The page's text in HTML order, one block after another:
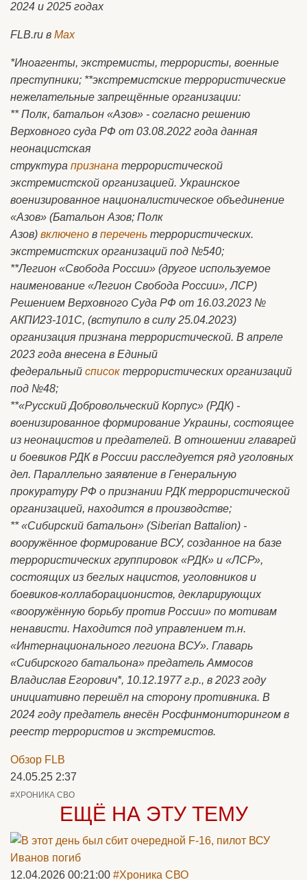
2024 и 2025 годах
FLB.ru в Max
*Иноагенты, экстремисты, террористы, военные
преступники; **экстремистские террористические
нежелательные запрещённые организации:
** Полк, батальон «Азов» - согласно решению
Верховного суда РФ от 03.08.2022 года данная
неонацистская
структура признана террористической
экстремистской организацией. Украинское
военизированное националистическое объединение
«Aзов» (Батальон Азов; Полк
Азов) включено в перечень террористических.
экстремистских организаций под №540;
**Легион «Свобода России» (другое используемое
наименование «Легион Свобода России», ЛСР)
Решением Верховного Суда РФ от 16.03.2023 №
АКПИ23-101С, (вступило в силу 25.04.2023)
организация признана террористической. В апреле
2023 года внесена в Единый
федеральный список террористических организаций
под №48;
**«Русский Добровольческий Корпус» (РДК) -
военизированное формирование Украины, состоящее
из неонацистов и предателей. В отношении главарей
и боевиков РДК в России расследуется ряд уголовных
дел. Параллельно заявление в Генеральную
прокуратуру РФ о признании РДК террористической
организацией, находится в производстве;
** «Сибирский батальон» (Siberian Battalion) -
вооружённое формирование ВСУ, созданное на базе
террористических группировок «РДК» и «ЛСР»,
состоящих из беглых нацистов, уголовников и
боевиков-коллаборационистов, декларирующих
«вооружённую борьбу против России» по мотивам
ненависти. Находится под управлением т.н.
«Интернационального легиона ВСУ». Главарь
«Сибирского батальона» предатель Аммосов
Владислав Егорович*, 10.12.1977 г.р., в 2023 году
инициативно перешёл на сторону противника. В
2024 году предатель внесён Росфинмониторингом в
реестр террористов и экстремистов.
Обзор FLB
24.05.25 2:37
#ХРОНИКА СВО
ЕЩЁ НА ЭТУ ТЕМУ
12.04.2026 00:21:00 #Хроника СВО